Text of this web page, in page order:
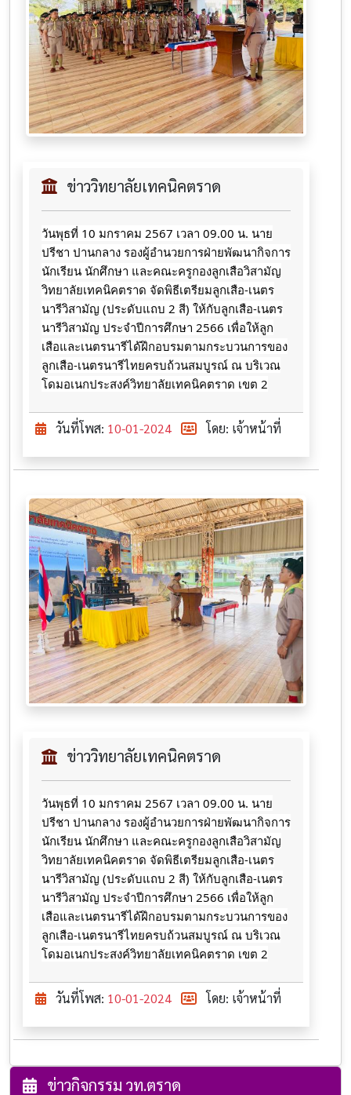
ข่าววิทยาลัยเทคนิคตราด
วันพุธที่ 10 มกราคม 2567 เวลา 09.00 น. นาย
ปรีชา ปานกลาง รองผู้อำนวยการฝ่ายพัฒนากิจการ
นักเรียน นักศึกษา และคณะครูกองลูกเสือวิสามัญ
วิทยาลัยเทคนิคตราด จัดพิธีเตรียมลูกเสือ-เนตร
นารีวิสามัญ (ประดับแถบ 2 สี) ให้กับลูกเสือ-เนตร
นารีวิสามัญ ประจำปีการศึกษา 2566 เพื่อให้ลูก
เสือและเนตรนารีได้ฝึกอบรมตามกระบวนการของ
ลูกเสือ-เนตรนารีไทยครบถ้วนสมบูรณ์ ณ บริเวณ
โดมอเนกประสงค์วิทยาลัยเทคนิคตราด เขต 2
วันที่โพส: 10-01-2024 โดย: เจ้าหน้าที่
ข่าววิทยาลัยเทคนิคตราด
วันพุธที่ 10 มกราคม 2567 เวลา 09.00 น. นาย
ปรีชา ปานกลาง รองผู้อำนวยการฝ่ายพัฒนากิจการ
นักเรียน นักศึกษา และคณะครูกองลูกเสือวิสามัญ
วิทยาลัยเทคนิคตราด จัดพิธีเตรียมลูกเสือ-เนตร
นารีวิสามัญ (ประดับแถบ 2 สี) ให้กับลูกเสือ-เนตร
นารีวิสามัญ ประจำปีการศึกษา 2566 เพื่อให้ลูก
เสือและเนตรนารีได้ฝึกอบรมตามกระบวนการของ
ลูกเสือ-เนตรนารีไทยครบถ้วนสมบูรณ์ ณ บริเวณ
โดมอเนกประสงค์วิทยาลัยเทคนิคตราด เขต 2
วันที่โพส: 10-01-2024 โดย: เจ้าหน้าที่
ข่าวกิจกรรม วท.ตราด